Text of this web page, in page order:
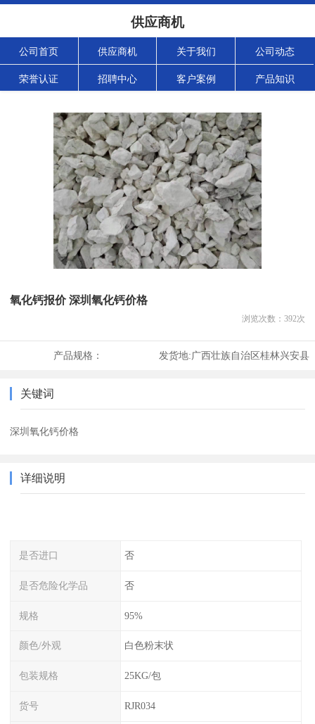
供应商机
公司首页 供应商机 关于我们 公司动态
荣誉认证 招聘中心 客户案例 产品知识
氧化钙报价 深圳氧化钙价格
浏览次数： 392次
产品规格： 发货地:广西壮族自治区桂林兴安县
关键词
深圳氧化钙价格
详细说明
是否进口 否
是否危险化学品 否
规格 95%
颜色/外观 白色粉末状
包装规格 25KG/包
货号 RJR034